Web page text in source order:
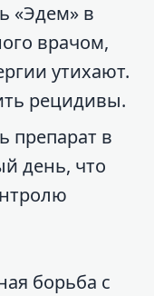
«Эдем» в
врачом,
утихают.
рецидивы.
препарат в
день, что
борьба с